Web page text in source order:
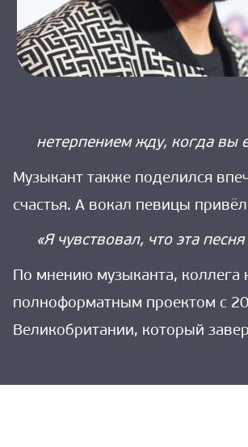
нетерпением жду, когда вы
Музыкант также поделился
счастья. А вокал певицы
«Я чувствовал, что эта
По мнению музыканта,
полноформатным проектом с
Великобритании, который